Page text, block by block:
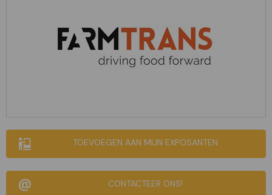
TOEVOEGEN AAN MIJN EXPOSANTEN
CONTACTEER ONS!